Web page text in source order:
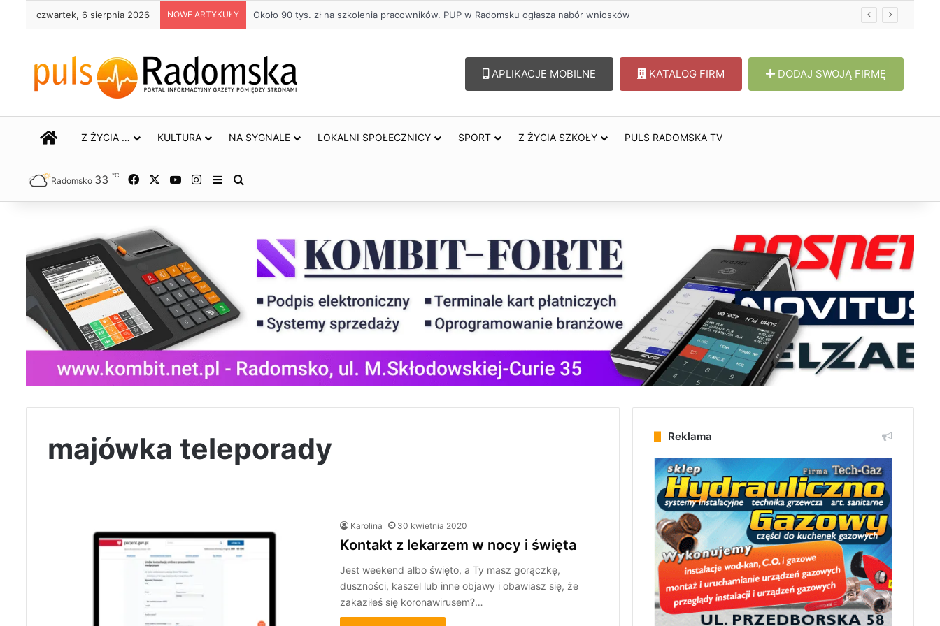
czwartek, 6 sierpnia 2026 NOWE ARTYKUŁY Około 90 tys. zł na szkolenia pracowników. PUP w Radomsku ogłasza nabór wniosków
APLIKACJE MOBILNE KATALOG FIRM DODAJ SWOJĄ FIRMĘ
STRONA GŁÓWNA
Z ŻYCIA … KULTURA NA SYGNALE LOKALNI SPOŁECZNICY SPORT Z ŻYCIA SZKOŁY PULS RADOMSKA TV
Radomsko 33 ℃ Facebook YouTubeInstagram
Sidebar
majówka teleporady
Karolina 30 kwietnia 2020
Kontakt z lekarzem w nocy i święta
Jest weekend albo święto, a Ty masz gorączkę,
duszności, kaszel lub inne objawy i obawiasz się, że
zakaziłeś się koronawirusem?…
Reklama